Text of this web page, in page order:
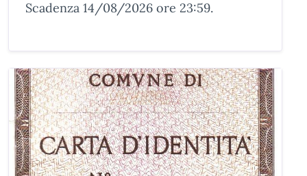
Scadenza 14/08/2026 ore 23:59.